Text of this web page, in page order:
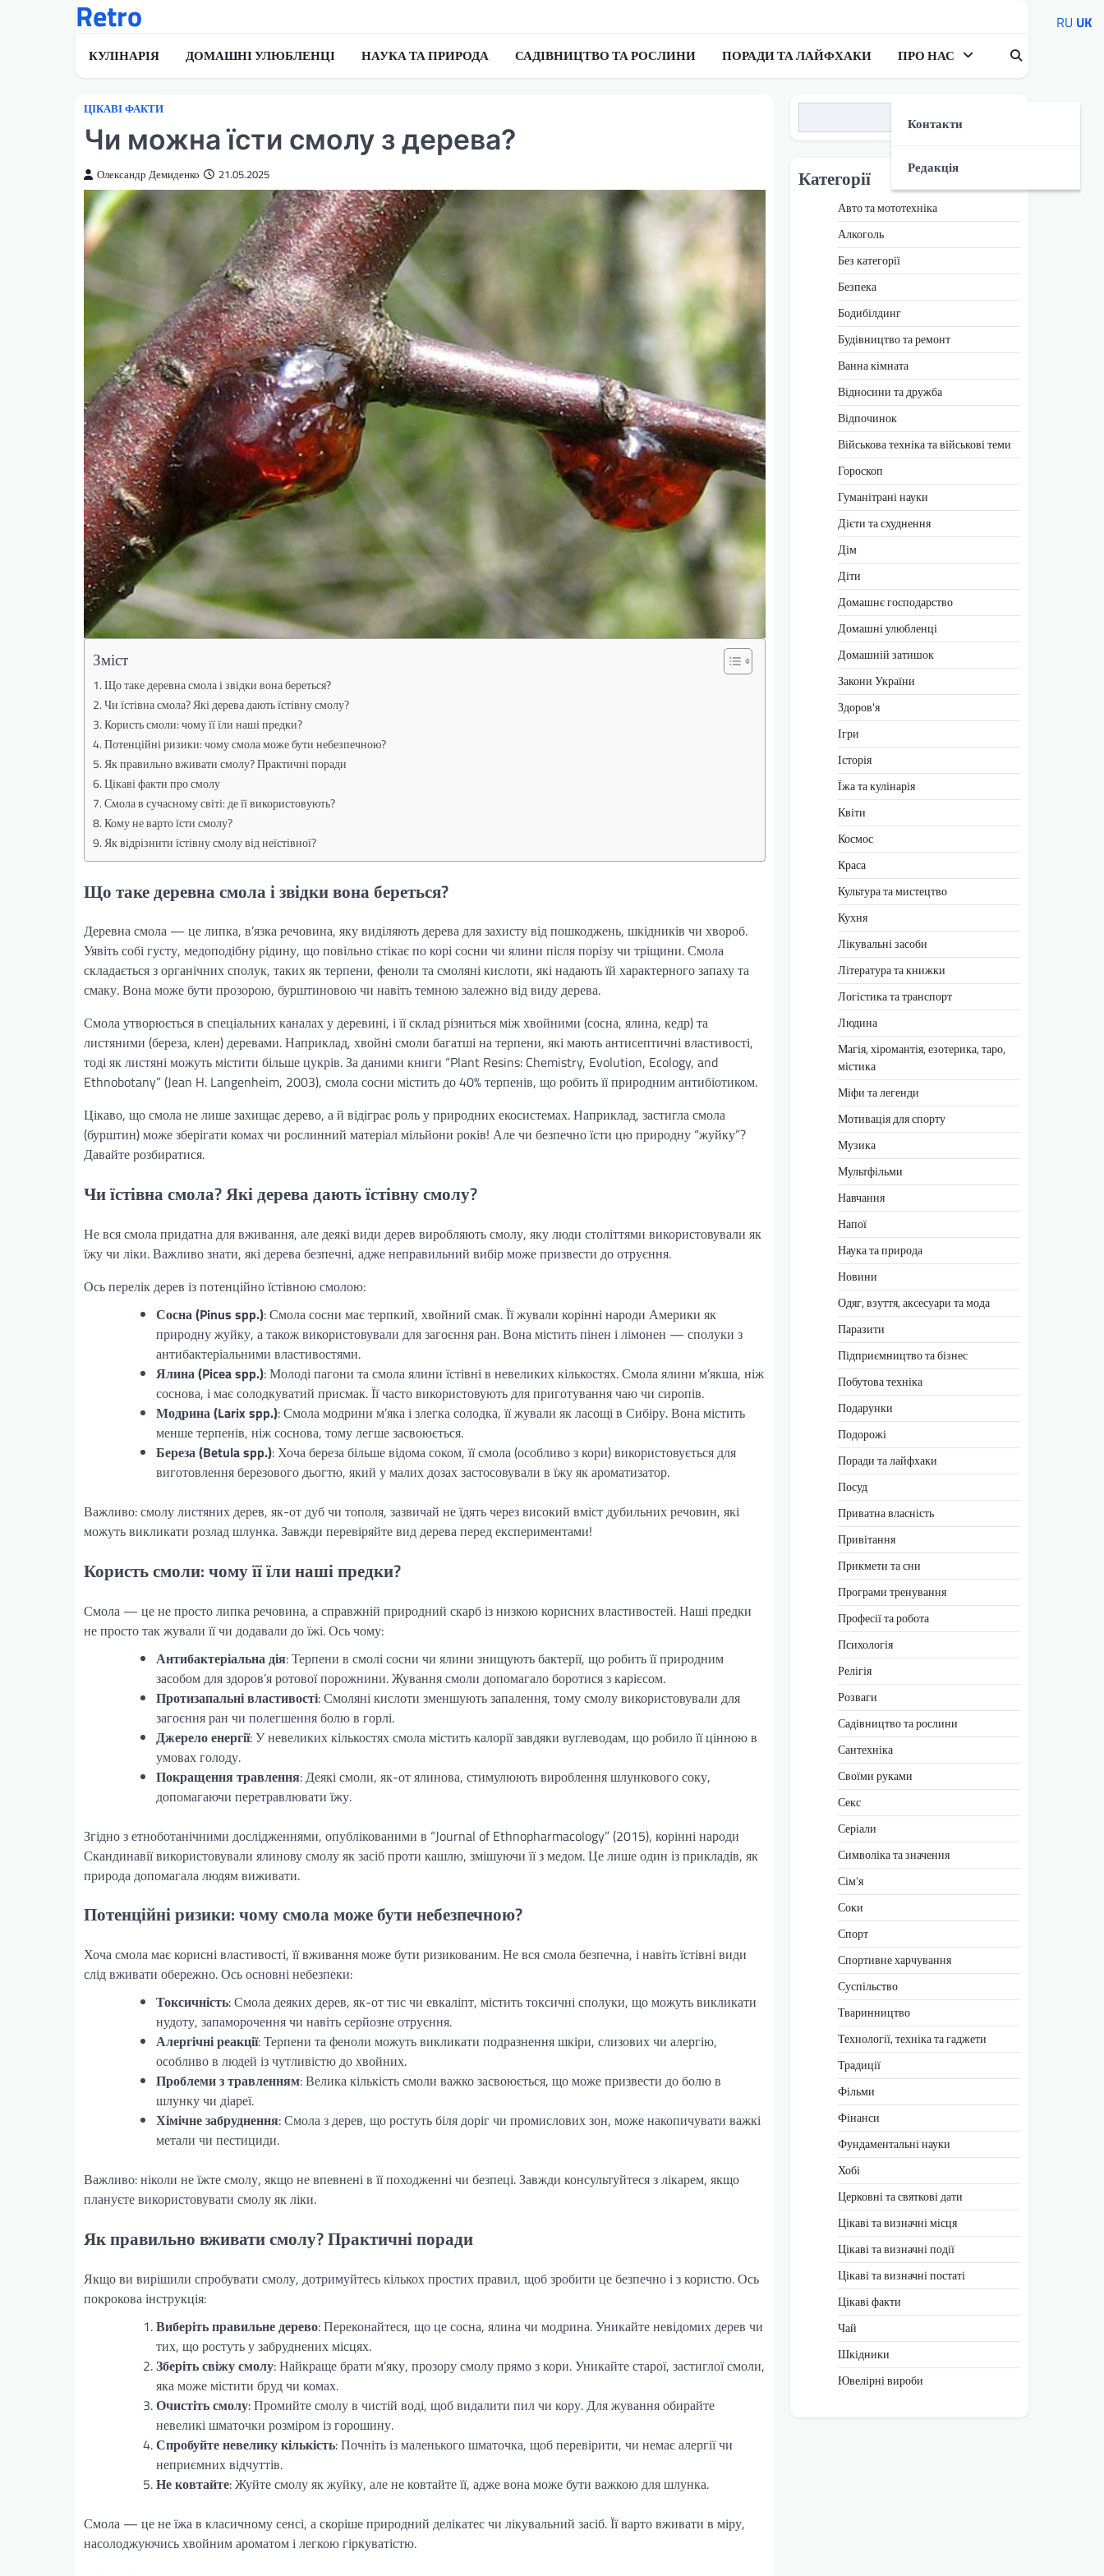
Retro
КУЛІНАРІЯ ДОМАШНІ УЛЮБЛЕНЦІ НАУКА ТА ПРИРОДА САДІВНИЦТВО ТА РОСЛИНИ ПОРАДИ ТА ЛАЙФХАКИ ПРО НАС
Контакти
Редакція
ЦІКАВІ ФАКТИ
Чи можна їсти смолу з дерева?
Олександр Демиденко 21.05.2025
Зміст
Що таке деревна смола і звідки вона береться?
Чи їстівна смола? Які дерева дають їстівну смолу?
Користь смоли: чому її їли наші предки?
Потенційні ризики: чому смола може бути небезпечною?
Як правильно вживати смолу? Практичні поради
Цікаві факти про смолу
Смола в сучасному світі: де її використовують?
Кому не варто їсти смолу?
Як відрізнити їстівну смолу від неїстівної?
Що таке деревна смола і звідки вона береться?
Деревна смола — це липка, в’язка речовина, яку виділяють дерева для захисту від пошкоджень, шкідників чи хвороб.
Уявіть собі густу, медоподібну рідину, що повільно стікає по корі сосни чи ялини після порізу чи тріщини. Смола
складається з органічних сполук, таких як терпени, феноли та смоляні кислоти, які надають їй характерного запаху та
смаку. Вона може бути прозорою, бурштиновою чи навіть темною залежно від виду дерева.
Смола утворюється в спеціальних каналах у деревині, і її склад різниться між хвойними (сосна, ялина, кедр) та
листяними (береза, клен) деревами. Наприклад, хвойні смоли багатші на терпени, які мають антисептичні властивості,
тоді як листяні можуть містити більше цукрів. За даними книги “Plant Resins: Chemistry, Evolution, Ecology, and
Ethnobotany” (Jean H. Langenheim, 2003), смола сосни містить до 40% терпенів, що робить її природним антибіотиком.
Цікаво, що смола не лише захищає дерево, а й відіграє роль у природних екосистемах. Наприклад, застигла смола
(бурштин) може зберігати комах чи рослинний матеріал мільйони років! Але чи безпечно їсти цю природну “жуйку”?
Давайте розбиратися.
Чи їстівна смола? Які дерева дають їстівну смолу?
Не вся смола придатна для вживання, але деякі види дерев виробляють смолу, яку люди століттями використовували як
їжу чи ліки. Важливо знати, які дерева безпечні, адже неправильний вибір може призвести до отруєння.
Ось перелік дерев із потенційно їстівною смолою:
Сосна (Pinus spp.): Смола сосни має терпкий, хвойний смак. Її жували корінні народи Америки як
природну жуйку, а також використовували для загоєння ран. Вона містить пінен і лімонен — сполуки з
антибактеріальними властивостями.
Ялина (Picea spp.): Молоді пагони та смола ялини їстівні в невеликих кількостях. Смола ялини м’якша, ніж
соснова, і має солодкуватий присмак. Її часто використовують для приготування чаю чи сиропів.
Модрина (Larix spp.): Смола модрини м’яка і злегка солодка, її жували як ласощі в Сибіру. Вона містить
менше терпенів, ніж соснова, тому легше засвоюється.
Береза (Betula spp.): Хоча береза більше відома соком, її смола (особливо з кори) використовується для
виготовлення березового дьогтю, який у малих дозах застосовували в їжу як ароматизатор.
Важливо: смолу листяних дерев, як-от дуб чи тополя, зазвичай не їдять через високий вміст дубильних речовин, які
можуть викликати розлад шлунка. Завжди перевіряйте вид дерева перед експериментами!
Користь смоли: чому її їли наші предки?
Смола — це не просто липка речовина, а справжній природний скарб із низкою корисних властивостей. Наші предки
не просто так жували її чи додавали до їжі. Ось чому:
Антибактеріальна дія: Терпени в смолі сосни чи ялини знищують бактерії, що робить її природним
засобом для здоров’я ротової порожнини. Жування смоли допомагало боротися з карієсом.
Протизапальні властивості: Смоляні кислоти зменшують запалення, тому смолу використовували для
загоєння ран чи полегшення болю в горлі.
Джерело енергії: У невеликих кількостях смола містить калорії завдяки вуглеводам, що робило її цінною в
умовах голоду.
Покращення травлення: Деякі смоли, як-от ялинова, стимулюють вироблення шлункового соку,
допомагаючи перетравлювати їжу.
Згідно з етноботанічними дослідженнями, опублікованими в “Journal of Ethnopharmacology” (2015), корінні народи
Скандинавії використовували ялинову смолу як засіб проти кашлю, змішуючи її з медом. Це лише один із прикладів, як
природа допомагала людям виживати.
Потенційні ризики: чому смола може бути небезпечною?
Хоча смола має корисні властивості, її вживання може бути ризикованим. Не вся смола безпечна, і навіть їстівні види
слід вживати обережно. Ось основні небезпеки:
Токсичність: Смола деяких дерев, як-от тис чи евкаліпт, містить токсичні сполуки, що можуть викликати
нудоту, запаморочення чи навіть серйозне отруєння.
Алергічні реакції: Терпени та феноли можуть викликати подразнення шкіри, слизових чи алергію,
особливо в людей із чутливістю до хвойних.
Проблеми з травленням: Велика кількість смоли важко засвоюється, що може призвести до болю в
шлунку чи діареї.
Хімічне забруднення: Смола з дерев, що ростуть біля доріг чи промислових зон, може накопичувати важкі
метали чи пестициди.
Важливо: ніколи не їжте смолу, якщо не впевнені в її походженні чи безпеці. Завжди консультуйтеся з лікарем, якщо
плануєте використовувати смолу як ліки.
Як правильно вживати смолу? Практичні поради
Якщо ви вирішили спробувати смолу, дотримуйтесь кількох простих правил, щоб зробити це безпечно і з користю. Ось
покрокова інструкція:
Виберіть правильне дерево: Переконайтеся, що це сосна, ялина чи модрина. Уникайте невідомих дерев чи
тих, що ростуть у забруднених місцях.
Зберіть свіжу смолу: Найкраще брати м’яку, прозору смолу прямо з кори. Уникайте старої, застиглої смоли,
яка може містити бруд чи комах.
Очистіть смолу: Промийте смолу в чистій воді, щоб видалити пил чи кору. Для жування обирайте
невеликі шматочки розміром із горошину.
Спробуйте невелику кількість: Почніть із маленького шматочка, щоб перевірити, чи немає алергії чи
неприємних відчуттів.
Не ковтайте: Жуйте смолу як жуйку, але не ковтайте її, адже вона може бути важкою для шлунка.
Смола — це не їжа в класичному сенсі, а скоріше природний делікатес чи лікувальний засіб. Її варто вживати в міру,
насолоджуючись хвойним ароматом і легкою гіркуватістю.
Категорії
Авто та мототехніка
Алкоголь
Без категорії
Безпека
Бодибілдинг
Будівництво та ремонт
Ванна кімната
Відносини та дружба
Відпочинок
Військова техніка та військові теми
Гороскоп
Гуманітрані науки
Дієти та схуднення
Дім
Діти
Домашнє господарство
Домашні улюбленці
Домашній затишок
Закони України
Здоров'я
Ігри
Історія
Їжа та кулінарія
Квіти
Космос
Краса
Культура та мистецтво
Кухня
Лікувальні засоби
Література та книжки
Логістика та транспорт
Людина
Магія, хіромантія, езотерика, таро,
містика
Міфи та легенди
Мотивація для спорту
Музика
Мультфільми
Навчання
Напої
Наука та природа
Новини
Одяг, взуття, аксесуари та мода
Паразити
Підприємництво та бізнес
Побутова техніка
Подарунки
Подорожі
Поради та лайфхаки
Посуд
Приватна власність
Привітання
Прикмети та сни
Програми тренування
Професії та робота
Психологія
Релігія
Розваги
Садівництво та рослини
Сантехніка
Своїми руками
Секс
Серіали
Символіка та значення
Сім’я
Соки
Спорт
Спортивне харчування
Суспільство
Тваринництво
Технології, техніка та гаджети
Традиції
Фільми
Фінанси
Фундаментальні науки
Хобі
Церковні та святкові дати
Цікаві та визначні місця
Цікаві та визначні події
Цікаві та визначні постаті
Цікаві факти
Чай
Шкідники
Ювелірні вироби
RU UK